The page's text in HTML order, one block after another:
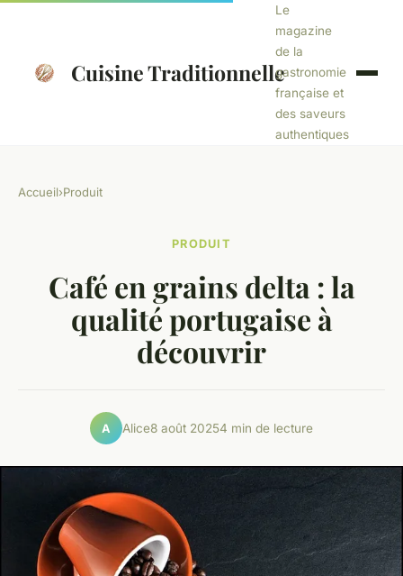
Cuisine Traditionnelle
Le
magazine
de la
gastronomie
française et
des saveurs
authentiques
Accueil›Produit
PRODUIT
Café en grains delta : la
qualité portugaise à
découvrir
A Alice8 août 20254 min de lecture